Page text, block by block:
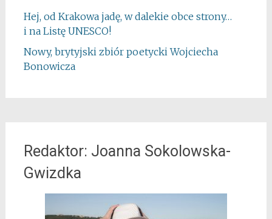
Hej, od Krakowa jadę, w dalekie obce strony…
i na Listę UNESCO!
Nowy, brytyjski zbiór poetycki Wojciecha
Bonowicza
Redaktor: Joanna Sokolowska-
Gwizdka